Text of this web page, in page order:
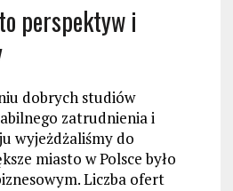
perspektyw i
dobrych studiów
zatrudnienia i
wyjeżdżaliśmy do
miasto w Polsce było
Liczba ofert